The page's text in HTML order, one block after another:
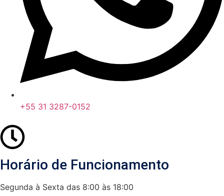
+55 31 3287-0152
Horário de Funcionamento
Segunda à Sexta das 8:00 às 18:00